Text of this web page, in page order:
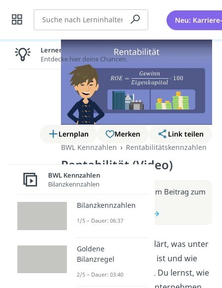
Suche Neu:
Lernplan Merken
Link teilen
BWL Kennzahlen
Rentabilitätskennzahlen
Rentabilität (Video)
Weitere Infos erhältst du im Beitrag zum
Video
In diesem Video wird erklärt, was unter
Rentabilität zu verstehen ist und wie
man sie berechnen kann. Du lernst, wie
Lernen lohnt sich!
Entdecke hier deine Chancen.
BWL Kennzahlen
Bilanzkennzahlen
Bilanzkennzahlen
1/5 – Dauer: 06:37
Goldene
Bilanzregel
2/5 – Dauer: 03:40